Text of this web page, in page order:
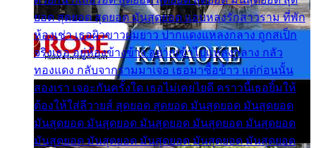
ยอด สุดยอด สุดยอด มันสุดยอด แอบหลงรักสาวราม ที่พัก
ห้องเช่า เธอผิวขาวผมยาว ปากแดงแหลงกลาง ถูกสเป็ก
จริงเธอ อยู่ห้องข้างข้าง อยากเข้าไปแหลงกลาง กลัว
ทองแดง กลับจากรามมาเจอ เธอมาซื้อข้าว แต่ก่อนนั้น
สองเรา เจอะกันครั้งใด เธอไม่เคยไยดี คราวนี้เธอยิ้มให้
ต้องให้ใส่ลีวายส์ สุดยอด สุดยอด มันสุดยอด มันสุดยอด
มันสุดยอด มันสุดยอด มันสุดยอด มันสุดยอด มันสุดยอด
มันสุดยอด มันสุดยอด มันสุดยอด มันสุดยอด มันสุดยอด